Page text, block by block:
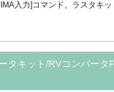
入力]コマンド、ラスタキ
タキット/RVコンバータ